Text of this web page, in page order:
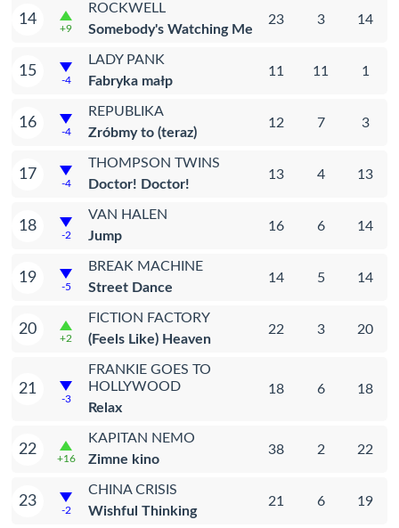
14
+9
ROCKWELL
Somebody's Watching Me
23 3 14
15
-4
LADY PANK
Fabryka małp
11 11 1
16
-4
REPUBLIKA
Zróbmy to (teraz)
12 7 3
17
-4
THOMPSON TWINS
Doctor! Doctor!
13 4 13
18
-2
VAN HALEN
Jump
16 6 14
19
-5
BREAK MACHINE
Street Dance
14 5 14
20
+2
FICTION FACTORY
(Feels Like) Heaven
22 3 20
21
-3
FRANKIE GOES TO
HOLLYWOOD
Relax
18 6 18
22
+16
KAPITAN NEMO
Zimne kino
38 2 22
23
-2
CHINA CRISIS
Wishful Thinking
21 6 19